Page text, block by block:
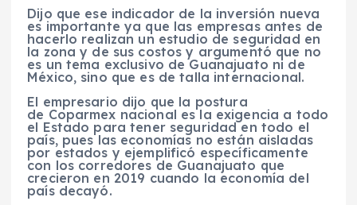
Dijo que ese indicador de la inversión nueva
es importante ya que las empresas antes de
hacerlo realizan un estudio de seguridad en
la zona y de sus costos y argumentó que no
es un tema exclusivo de Guanajuato ni de
México, sino que es de talla internacional.
El empresario dijo que la postura
de Coparmex nacional es la exigencia a todo
el Estado para tener seguridad en todo el
país, pues las economías no están aisladas
por estados y ejemplificó específicamente
con los corredores de Guanajuato que
crecieron en 2019 cuando la economía del
país decayó.